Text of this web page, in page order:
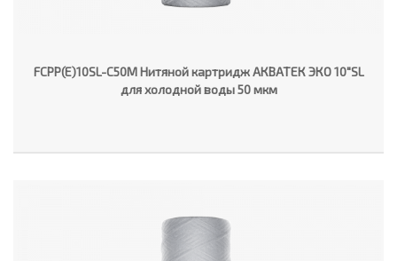
FCPP(E)10SL-C50M Нитяной картридж АКВАТЕК ЭКО 10"SL
для холодной воды 50 мкм